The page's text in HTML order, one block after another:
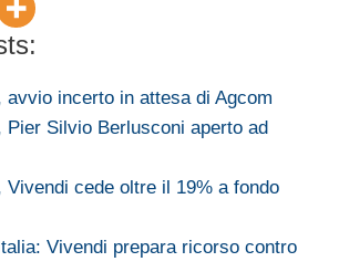
avvio incerto in attesa di Agcom
Pier Silvio Berlusconi aperto ad
Vivendi cede oltre il 19% a fondo
Vivendi prepara ricorso contro